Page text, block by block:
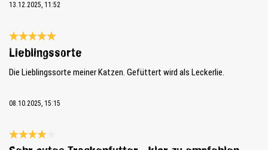
13.12.2025, 11:52
Évaluation avec une note de 5 sur 5 étoiles
Lieblingssorte
Die Lieblingssorte meiner Katzen. Gefüttert wird als Leckerlie.
08.10.2025, 15:15
Évaluation avec une note de 4 sur 5 étoiles